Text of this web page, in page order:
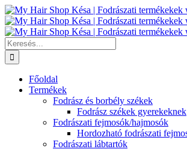
Kihagyás
Keresés...
Főoldal
Termékek
Fodrász és borbély székek
Fodrász székek gyerekeknek
Fodrászati fejmosók/hajmosók
Hordozható fodrászati
Fodrászati lábtartók